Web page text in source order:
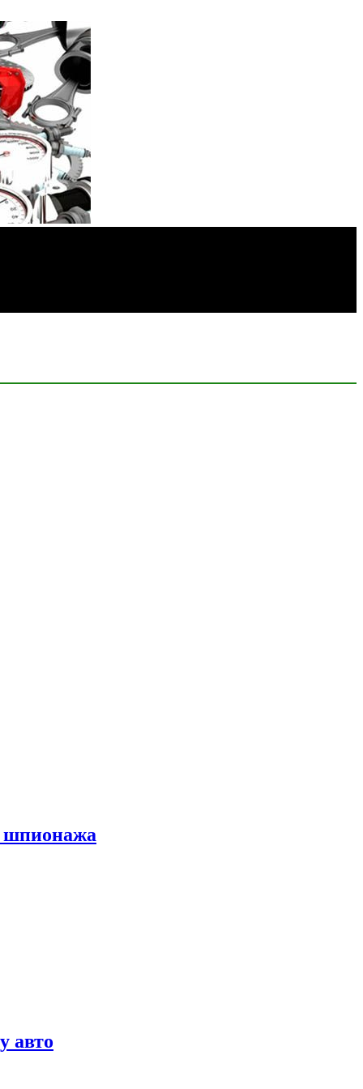
шпионажа
авто